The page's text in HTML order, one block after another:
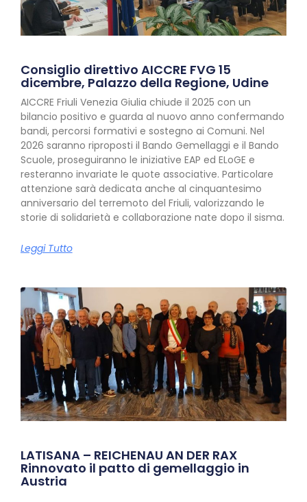
Consiglio direttivo AICCRE FVG 15
dicembre, Palazzo della Regione, Udine
AICCRE Friuli Venezia Giulia chiude il 2025 con un
bilancio positivo e guarda al nuovo anno confermando
bandi, percorsi formativi e sostegno ai Comuni. Nel
2026 saranno riproposti il Bando Gemellaggi e il Bando
Scuole, proseguiranno le iniziative EAP ed ELoGE e
resteranno invariate le quote associative. Particolare
attenzione sarà dedicata anche al cinquantesimo
anniversario del terremoto del Friuli, valorizzando le
storie di solidarietà e collaborazione nate dopo il sisma.
Leggi Tutto
LATISANA – REICHENAU AN DER RAX
Rinnovato il patto di gemellaggio in
Austria